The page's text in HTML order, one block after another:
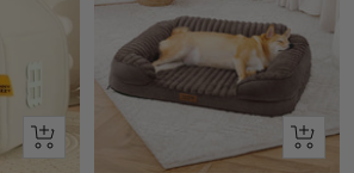
Olhada
rápida
Olhada
rápida